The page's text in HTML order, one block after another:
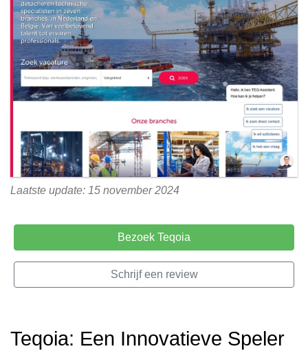
Laatste update: 15 november 2024
Bezoek Teqoia
Schrijf een review
Teqoia: Een Innovatieve Speler